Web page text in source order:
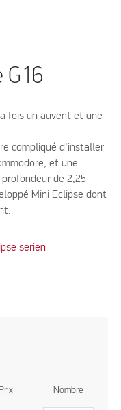
G16
fois un auvent et une
compliqué d'installer
et une
de 2,25
Mini Eclipse dont
serien
Prix Nombre